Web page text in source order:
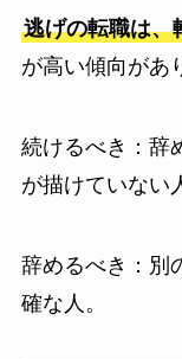
逃げの転職は、
が高い傾向があ
続けるべき：辞
が描けていない
辞めるべき：別
確な人。